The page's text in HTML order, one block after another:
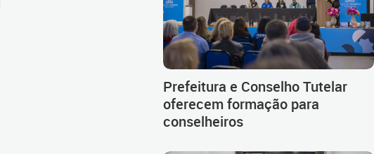
Prefeitura e Conselho Tutelar
oferecem formação para
conselheiros